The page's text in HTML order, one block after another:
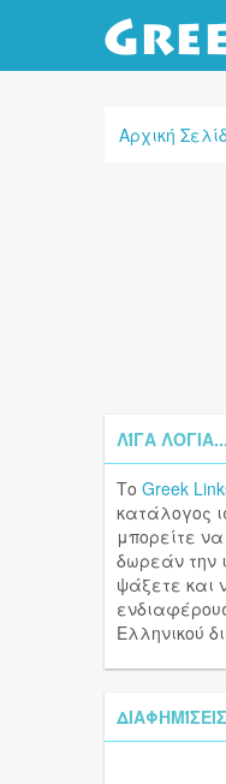
Αρχική
ΛΊΓΑ ΛΌΓΙΑ...
Το Greek
κατάλογος
μπορείτε
δωρεάν την
ψάξετε και
Ελληνικού
ΔΙΑΦΗΜΊΣΕΙΣ